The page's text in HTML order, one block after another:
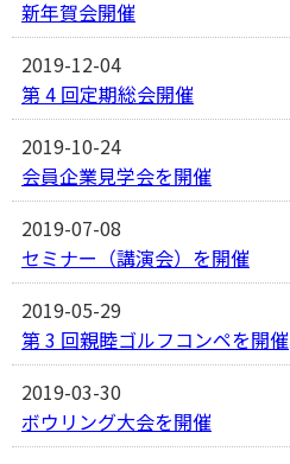
新年賀会開催
2019-12-04
第 4 回定期総会開催
2019-10-24
会員企業見学会を開催
2019-07-08
セミナー（講演会）を開催
2019-05-29
第 3 回親睦ゴルフコンペを開催
2019-03-30
ボウリング大会を開催